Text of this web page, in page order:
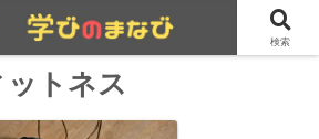
トネス
検索